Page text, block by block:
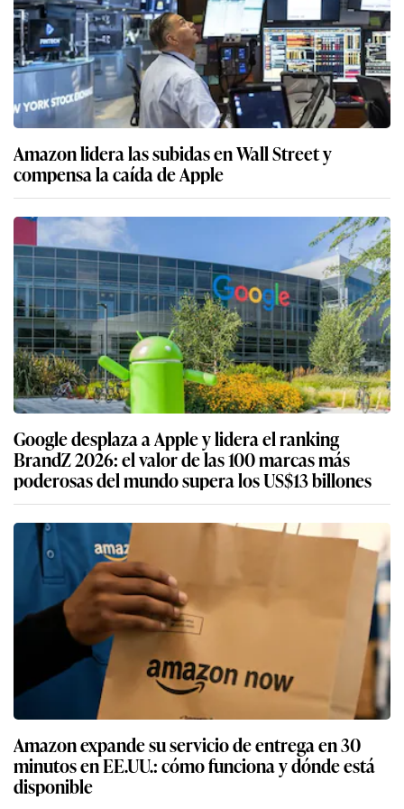
Amazon lidera las subidas en Wall Street y
compensa la caída de Apple
Google desplaza a Apple y lidera el ranking
BrandZ 2026: el valor de las 100 marcas más
poderosas del mundo supera los US$13 billones
Amazon expande su servicio de entrega en 30
minutos en EE.UU.: cómo funciona y dónde está
disponible